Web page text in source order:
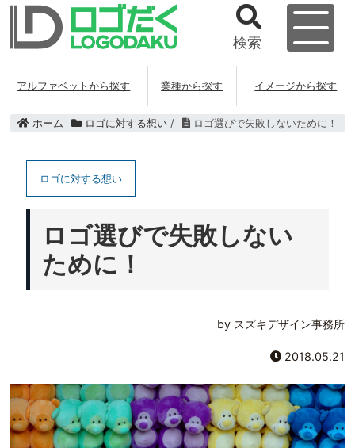
検索
アルファベットから探す 業種から探す イメージから探す
ホーム ロゴに対する想い / ロゴ選びで失敗しないために！
ロゴに対する想い
ロゴ選びで失敗しない
ために！
by スズキデザイン事務所
2018.05.21